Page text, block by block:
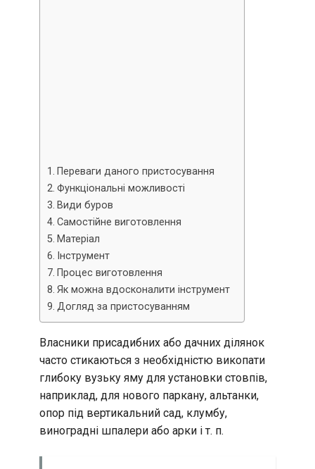
Переваги даного пристосування
Функціональні можливості
Види буров
Самостійне виготовлення
Матеріал
Інструмент
Процес виготовлення
Як можна вдосконалити інструмент
Догляд за пристосуванням
Власники присадибних або дачних ділянок
часто стикаються з необхідністю викопати
глибоку вузьку яму для установки стовпів,
наприклад, для нового паркану, альтанки,
опор під вертикальний сад, клумбу,
виноградні шпалери або арки і т. п.